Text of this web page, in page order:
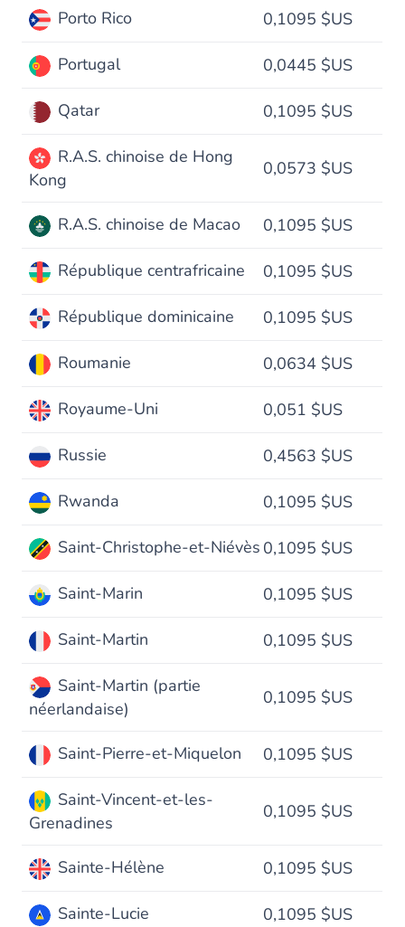
Porto Rico 0,1095 $US
Portugal 0,0445 $US
Qatar 0,1095 $US
R.A.S. chinoise de Hong
Kong
0,0573 $US
R.A.S. chinoise de Macao 0,1095 $US
République centrafricaine 0,1095 $US
République dominicaine 0,1095 $US
Roumanie 0,0634 $US
Royaume-Uni 0,051 $US
Russie 0,4563 $US
Rwanda 0,1095 $US
Saint-Christophe-et-Niévès 0,1095 $US
Saint-Marin 0,1095 $US
Saint-Martin 0,1095 $US
Saint-Martin (partie
néerlandaise)
0,1095 $US
Saint-Pierre-et-Miquelon 0,1095 $US
Saint-Vincent-et-les-
Grenadines
0,1095 $US
Sainte-Hélène 0,1095 $US
Sainte-Lucie 0,1095 $US